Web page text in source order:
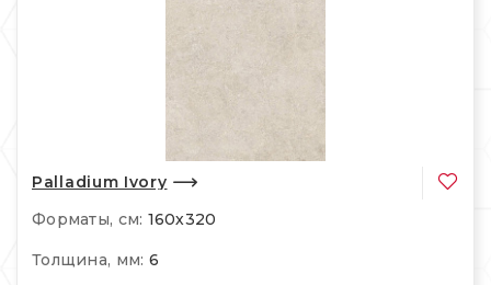
Palladium Ivory
Форматы, см: 160х320
Толщина, мм: 6